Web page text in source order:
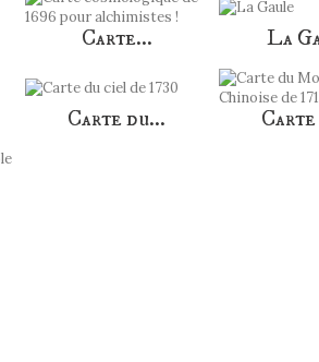
Carte... La
Carte du... Carte